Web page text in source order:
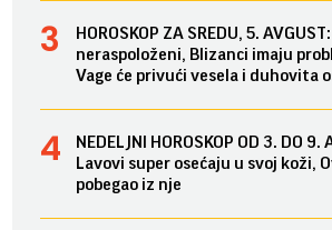
HOROSKOP ZA SREDU, 5.
neraspoloženi, Blizanci imaju
Vage će privući vesela i duhovita
NEDELJNI HOROSKOP OD 3. DO 9.
Lavovi super osećaju u svoj koži,
pobegao iz nje